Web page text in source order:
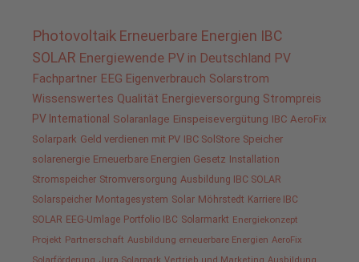
Photovoltaik Erneuerbare Energien IBC
SOLAR Energiewende PV in Deutschland PV
Fachpartner EEG Eigenverbrauch Solarstrom
Wissenswertes Qualität Energieversorgung Strompreis
PV International Solaranlage Einspeisevergütung IBC AeroFix
Solarpark Geld verdienen mit PV IBC SolStore Speicher
solarenergie Erneuerbare Energien Gesetz Installation
Stromspeicher Stromversorgung Ausbildung IBC SOLAR
Solarspeicher Montagesystem Solar Möhrstedt Karriere IBC
SOLAR EEG-Umlage Portfolio IBC Solarmarkt Energiekonzept
Projekt Partnerschaft Ausbildung erneuerbare Energien AeroFix